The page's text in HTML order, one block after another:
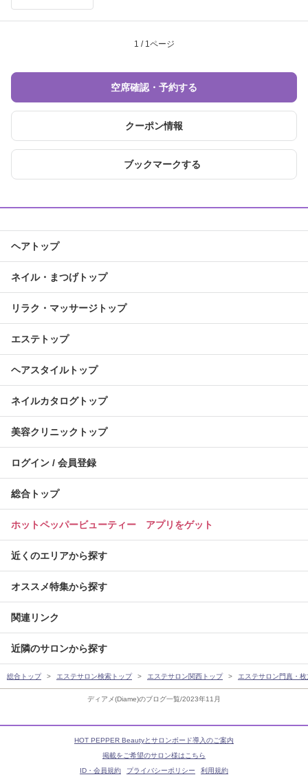
ディアメ(Diame)のブログ一覧/2023年11月
1 / 1ページ
空席確認・予約する
クーポン情報
ブックマークする
ヘアトップ
ネイル・まつげトップ
リラク・マッサージトップ
エステトップ
ヘアスタイルトップ
ネイルカタログトップ
美容クリニックトップ
ログイン / 会員登録
総合トップ
ホットペッパービューティー アプリをゲット
近くのエリアから探す
オススメ特集から探す
関連リンク
近隣のサロンから探す
総合トップ エステサロン検索トップ エステサロン関西トップ エステサロン門真・
HOT PEPPER Beautyとサロンボード導入のご案内
掲載をご希望のサロン様はこちら
ID・会員規約
プライバシーポリシー 利用規約